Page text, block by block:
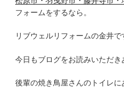
フォームをするなら。
リブウェルリフォームの金井で
今日もブログをお読みいただき
後輩の焼き鳥屋さんのトイレに